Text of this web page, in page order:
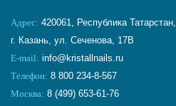
Адрес: 420061, Республика Татарстан,
г. Казань, ул. Сеченова, 17В
E-mail: info@kristallnails.ru
Телефон: 8 800 234-8-567
Москва: 8 (499) 653-61-76